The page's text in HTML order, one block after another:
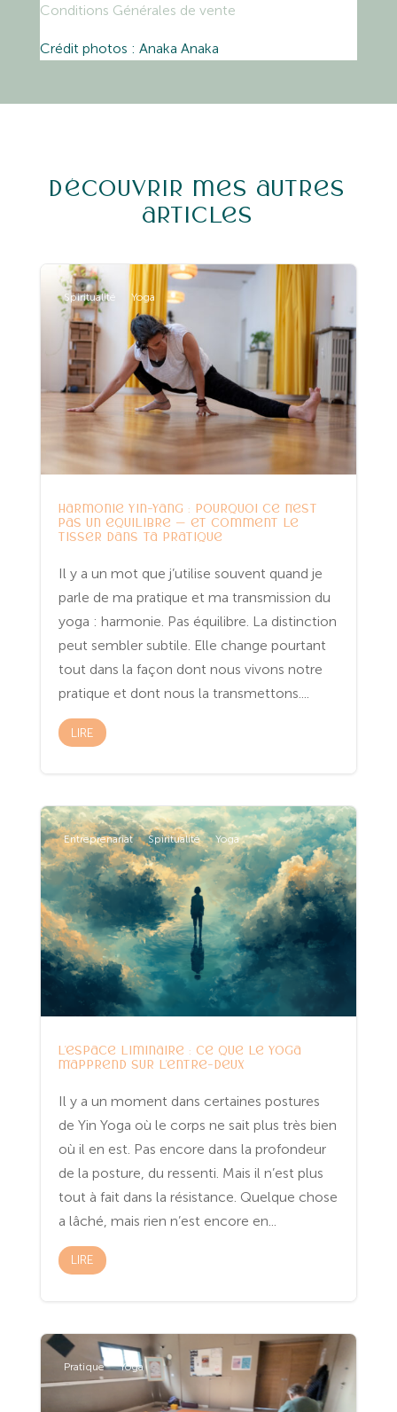
Conditions Générales de vente
Crédit photos : Anaka Anaka
Découvrir mes autres
articles
Spiritualité Yoga
Harmonie Yin-Yang : pourquoi ce n’est
pas un équilibre — et comment le
tisser dans ta pratique
Il y a un mot que j’utilise souvent quand je
parle de ma pratique et ma transmission du
yoga : harmonie. Pas équilibre. La distinction
peut sembler subtile. Elle change pourtant
tout dans la façon dont nous vivons notre
pratique et dont nous la transmettons....
LIRE
Entreprenariat Spiritualité Yoga
L’espace liminaire : ce que le yoga
m’apprend sur l’entre-deux
Il y a un moment dans certaines postures
de Yin Yoga où le corps ne sait plus très bien
où il en est. Pas encore dans la profondeur
de la posture, du ressenti. Mais il n’est plus
tout à fait dans la résistance. Quelque chose
a lâché, mais rien n’est encore en...
LIRE
Pratique Yoga